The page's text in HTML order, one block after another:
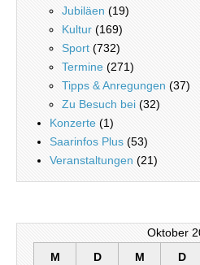
Jubiläen (19)
Kultur (169)
Sport (732)
Termine (271)
Tipps & Anregungen (37)
Zu Besuch bei (32)
Konzerte (1)
Saarinfos Plus (53)
Veranstaltungen (21)
Oktober
M
D M D